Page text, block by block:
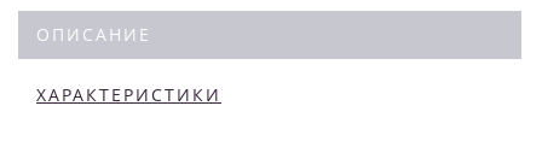
ОПИСАНИЕ
ХАРАКТЕРИСТИКИ